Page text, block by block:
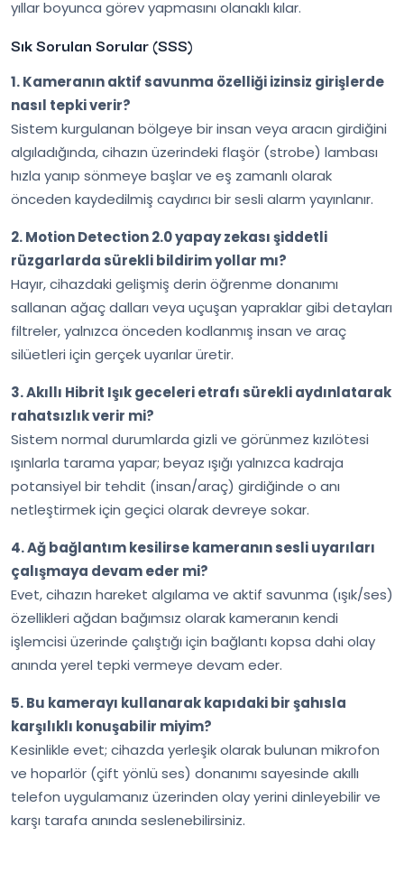
yıllar boyunca görev yapmasını olanaklı kılar.
Sık Sorulan Sorular (SSS)
1. Kameranın aktif savunma özelliği izinsiz girişlerde
nasıl tepki verir?
Sistem kurgulanan bölgeye bir insan veya aracın girdiğini
algıladığında, cihazın üzerindeki flaşör (strobe) lambası
hızla yanıp sönmeye başlar ve eş zamanlı olarak
önceden kaydedilmiş caydırıcı bir sesli alarm yayınlanır.
2. Motion Detection 2.0 yapay zekası şiddetli
rüzgarlarda sürekli bildirim yollar mı?
Hayır, cihazdaki gelişmiş derin öğrenme donanımı
sallanan ağaç dalları veya uçuşan yapraklar gibi detayları
filtreler, yalnızca önceden kodlanmış insan ve araç
silüetleri için gerçek uyarılar üretir.
3. Akıllı Hibrit Işık geceleri etrafı sürekli aydınlatarak
rahatsızlık verir mi?
Sistem normal durumlarda gizli ve görünmez kızılötesi
ışınlarla tarama yapar; beyaz ışığı yalnızca kadraja
potansiyel bir tehdit (insan/araç) girdiğinde o anı
netleştirmek için geçici olarak devreye sokar.
4. Ağ bağlantım kesilirse kameranın sesli uyarıları
çalışmaya devam eder mi?
Evet, cihazın hareket algılama ve aktif savunma (ışık/ses)
özellikleri ağdan bağımsız olarak kameranın kendi
işlemcisi üzerinde çalıştığı için bağlantı kopsa dahi olay
anında yerel tepki vermeye devam eder.
5. Bu kamerayı kullanarak kapıdaki bir şahısla
karşılıklı konuşabilir miyim?
Kesinlikle evet; cihazda yerleşik olarak bulunan mikrofon
ve hoparlör (çift yönlü ses) donanımı sayesinde akıllı
telefon uygulamanız üzerinden olay yerini dinleyebilir ve
karşı tarafa anında seslenebilirsiniz.